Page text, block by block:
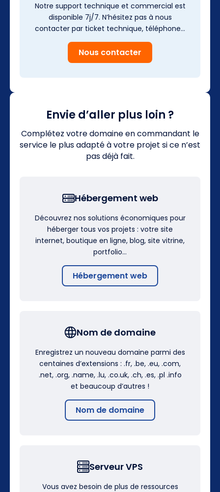
Notre support technique et commercial est
disponible 7j/7. N’hésitez pas à nous
contacter par ticket technique, téléphone…
Nous contacter
Envie d’aller plus loin ?
Complétez votre domaine en commandant le
service le plus adapté à votre projet si ce n’est
pas déjà fait.
Hébergement web
Découvrez nos solutions économiques pour
héberger tous vos projets : votre site
internet, boutique en ligne, blog, site vitrine,
portfolio…
Hébergement web
Nom de domaine
Enregistrez un nouveau domaine parmi des
centaines d’extensions : .fr, .be, .eu, .com,
.net, .org, .name, .lu, .co.uk, .ch, .es, .pl .info
et beaucoup d’autres !
Nom de domaine
Serveur VPS
Vous avez besoin de plus de ressources